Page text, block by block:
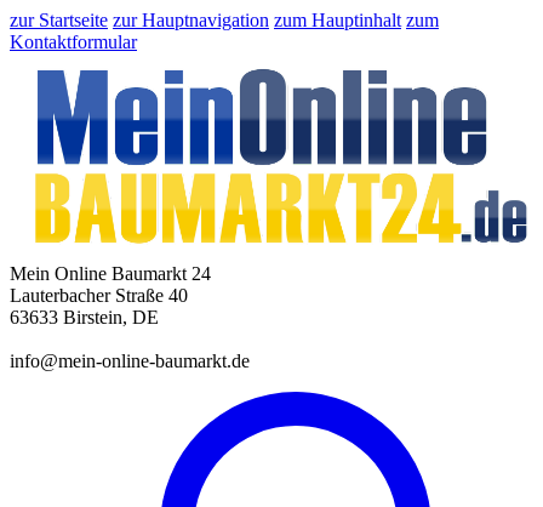
zur Startseite zur Hauptnavigation zum Hauptinhalt zum
Kontaktformular
Mein Online Baumarkt 24
Lauterbacher Straße 40
63633 Birstein, DE
info@mein-online-baumarkt.de